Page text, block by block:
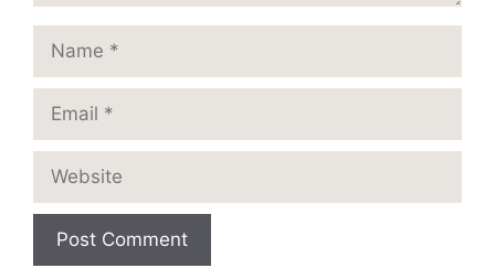
Name
Email
Website